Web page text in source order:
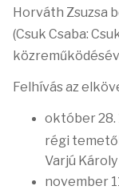
Horváth Zsuzsa
(Csuk Csaba:
Felhívás az
október 28.
régi
Varjú Károly
november